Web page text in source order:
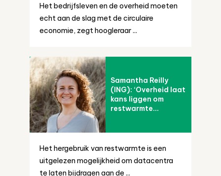
Het bedrijfsleven en de overheid moeten
echt aan de slag met de circulaire
economie, zegt hoogleraar ...
Samantha Reilly
(ING): ‘Overheid laat
kans liggen om
restwarmte...
Het hergebruik van restwarmte is een
uitgelezen mogelijkheid om datacentra
te laten bijdragen aan de ...